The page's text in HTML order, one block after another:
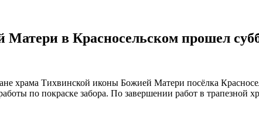
в Красносельском прошел
храма Тихвинской иконы Божией Матери посёлка
по покраске забора. По завершении работ в трапезной